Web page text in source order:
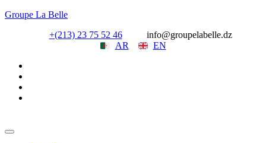
Groupe La Belle
+(213) 23 75 52 46
info@groupelabelle.dz
AR
EN